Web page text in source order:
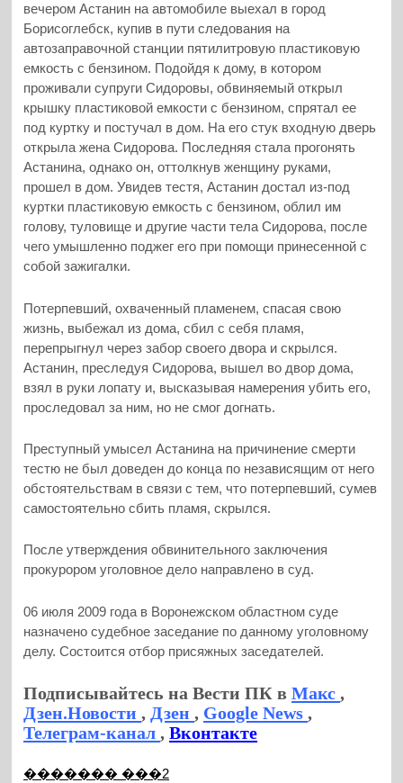
вечером Астанин на автомобиле выехал в город
Борисоглебск, купив в пути следования на
автозаправочной станции пятилитровую пластиковую
емкость с бензином. Подойдя к дому, в котором
проживали супруги Сидоровы, обвиняемый открыл
крышку пластиковой емкости с бензином, спрятал ее
под куртку и постучал в дом. На его стук входную дверь
открыла жена Сидорова. Последняя стала прогонять
Астанина, однако он, оттолкнув женщину руками,
прошел в дом. Увидев тестя, Астанин достал из-под
куртки пластиковую емкость с бензином, облил им
голову, туловище и другие части тела Сидорова, после
чего умышленно поджег его при помощи принесенной с
собой зажигалки.
Потерпевший, охваченный пламенем, спасая свою
жизнь, выбежал из дома, сбил с себя пламя,
перепрыгнул через забор своего двора и скрылся.
Астанин, преследуя Сидорова, вышел во двор дома,
взял в руки лопату и, высказывая намерения убить его,
проследовал за ним, но не смог догнать.
Преступный умысел Астанина на причинение смерти
тестю не был доведен до конца по независящим от него
обстоятельствам в связи с тем, что потерпевший, сумев
самостоятельно сбить пламя, скрылся.
После утверждения обвинительного заключения
прокурором уголовное дело направлено в суд.
06 июля 2009 года в Воронежском областном суде
назначено судебное заседание по данному уголовному
делу. Состоится отбор присяжных заседателей.
Подписывайтесь на Вести ПК вМакс,
Дзен.Новости, Дзен, Google News,
Телеграм-канал,Вконтакте
������� ���2